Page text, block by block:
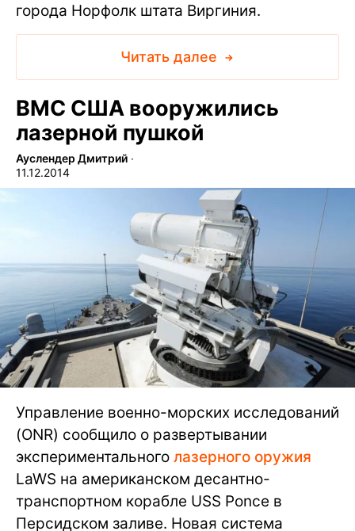
города Норфолк штата Виргиния.
Читать далее
ВМС США вооружились
лазерной пушкой
Ауслендер Дмитрий ∙
11.12.2014
Управление военно-морских исследований
(ONR) сообщило о развертывании
экспериментального лазерного оружия
LaWS на американском десантно-
транспортном корабле USS Ponce в
Персидском заливе. Новая система